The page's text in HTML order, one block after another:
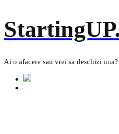
to
content
Ai o afacere sau vrei sa deschizi